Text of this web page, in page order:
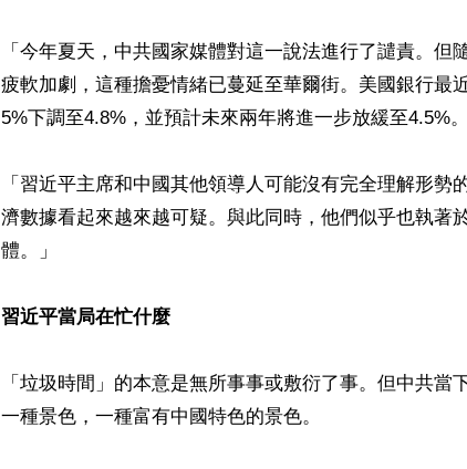
「今年夏天，中共國家媒體對這一說法進行了譴責。但
疲軟加劇，這種擔憂情緒已蔓延至華爾街。美國銀行最
5%下調至4.8%，並預計未來兩年將進一步放緩至4.5%。
「習近平主席和中國其他領導人可能沒有完全理解形勢
濟數據看起來越來越可疑。與此同時，他們似乎也執著
體。」
習近平當局在忙什麼
「垃圾時間」的本意是無所事事或敷衍了事。但中共
一種景色，一種富有中國特色的景色。